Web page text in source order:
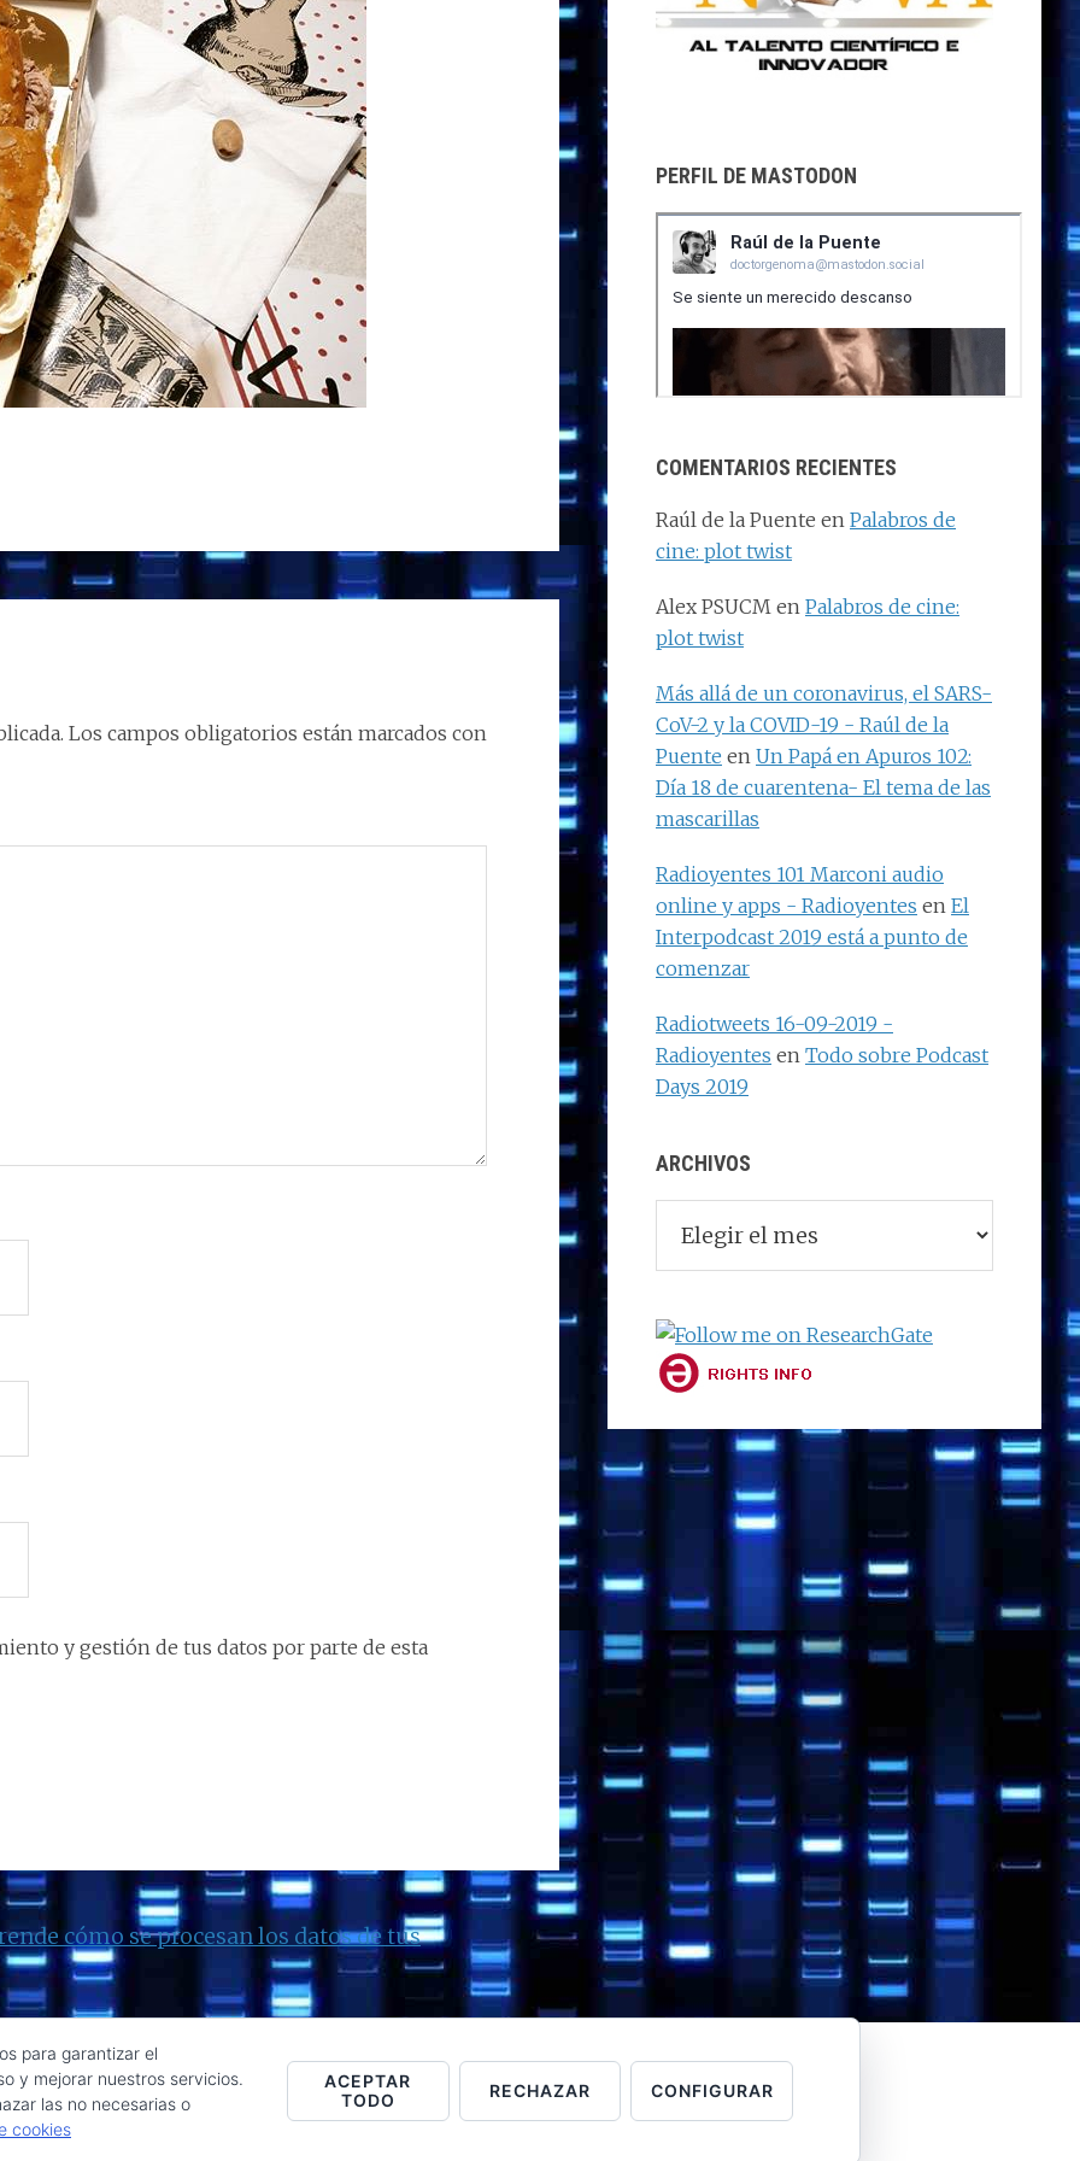
Los campos obligatorios están marcados con
y gestión de tus datos por parte de esta
cómo se procesan los datos de tus
PERFIL DE MASTODON
COMENTARIOS RECIENTES
Raúl de la Puente en Palabros de
cine: plot twist
Alex PSUCM en Palabros de cine:
plot twist
Más allá de un coronavirus, el SARS-
CoV-2 y la COVID-19 - Raúl de la
Puente en Un Papá en Apuros 102:
Día 18 de cuarentena- El tema de las
mascarillas
Radioyentes 101 Marconi audio
online y apps - Radioyentes en El
Interpodcast 2019 está a punto de
comenzar
Radiotweets 16-09-2019 -
Radioyentes en Todo sobre Podcast
Days 2019
ARCHIVOS
Raúl de la Puente - Derechos reservados© 2026 · Acceder
para garantizar el
y mejorar nuestros servicios.
las no necesarias o
cookies
ACEPTAR
TODO
RECHAZAR CONFIGURAR